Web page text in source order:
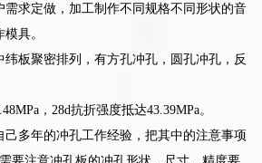
需求定做，加工制作不同规格不同形状的音
具。
纬板聚密排列，有方孔冲孔，圆孔冲孔，反
，28d抗折强度抵达43.39MPa。
己多年的冲孔工作经验，把其中的注意事项